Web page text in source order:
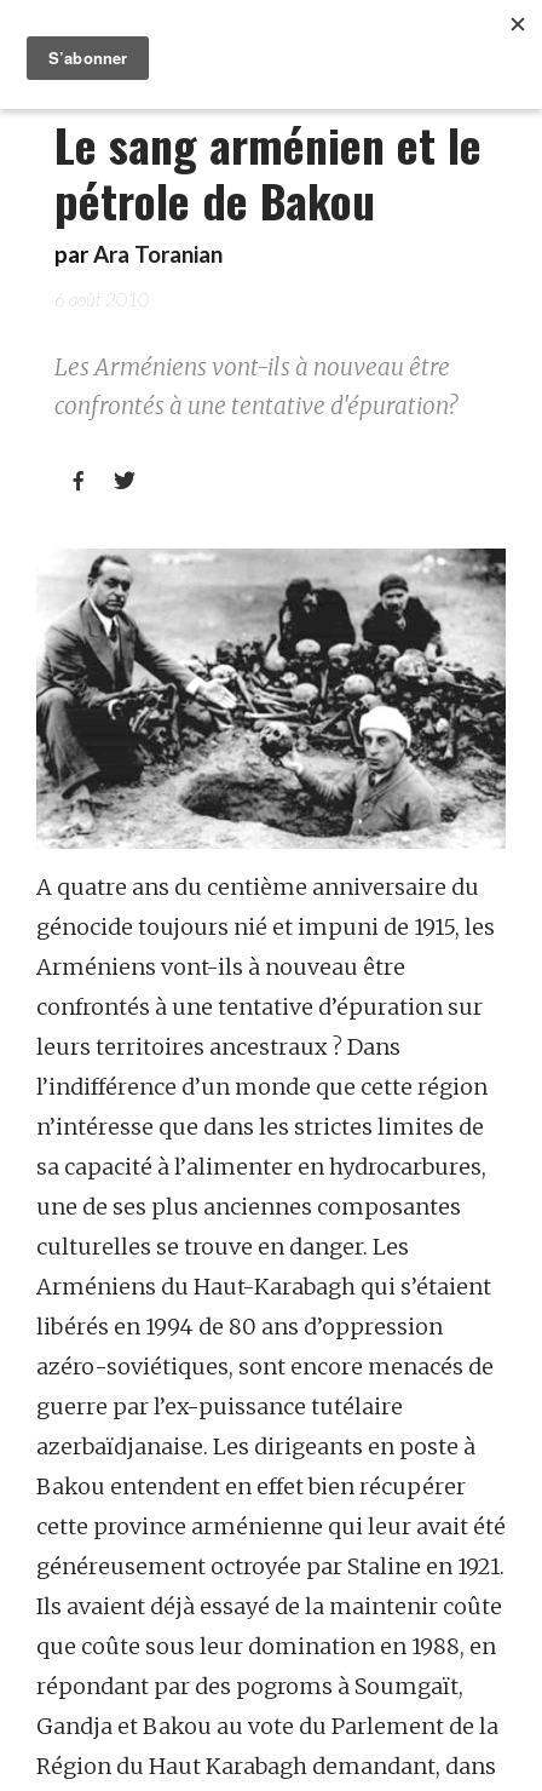
Le sang arménien et le
pétrole de Bakou
parAra Toranian
6 août 2010
Les Arméniens vont-ils à nouveau être
confrontés à une tentative d'épuration?
 
A quatre ans du centième anniversaire du
génocide toujours nié et impuni de 1915, les
Arméniens vont-ils à nouveau être
confrontés à une tentative d’épuration sur
leurs territoires ancestraux ? Dans
l’indifférence d’un monde que cette région
n’intéresse que dans les strictes limites de
sa capacité à l’alimenter en hydrocarbures,
une de ses plus anciennes composantes
culturelles se trouve en danger. Les
Arméniens du Haut-Karabagh qui s’étaient
libérés en 1994 de 80 ans d’oppression
azéro-soviétiques, sont encore menacés de
guerre par l’ex-puissance tutélaire
azerbaïdjanaise. Les dirigeants en poste à
Bakou entendent en effet bien récupérer
cette province arménienne qui leur avait été
généreusement octroyée par Staline en 1921.
Ils avaient déjà essayé de la maintenir coûte
que coûte sous leur domination en 1988, en
répondant par des pogroms à Soumgaït,
Gandja et Bakou au vote du Parlement de la
Région du Haut Karabagh demandant, dans